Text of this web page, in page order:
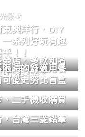
景點
東興洋行．DIY
系列好玩有趣
！！
店．多款知名
鏡美學。
時的舒適用餐
愛史努比盲盒
二手機收購買
台灣三菱鉛筆